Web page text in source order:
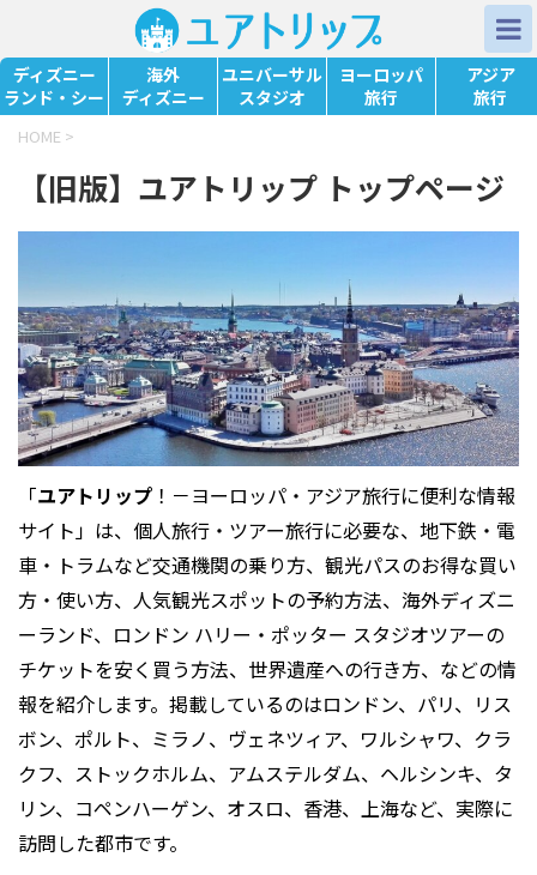
ディズニー
ランド・シー
海外
ディズニー
ユニバーサル
スタジオ
ヨーロッパ
旅行
アジア
旅行
HOME >
【旧版】ユアトリップ トップページ
「ユアトリップ ！－ヨーロッパ・アジア旅行に便利な情報
サイト」は、個人旅行・ツアー旅行に必要な、地下鉄・電
車・トラムなど交通機関の乗り方、観光パスのお得な買い
方・使い方、人気観光スポットの予約方法、海外ディズニ
ーランド、ロンドン ハリー・ポッター スタジオツアーの
チケットを安く買う方法、世界遺産への行き方、などの情
報を紹介します。掲載しているのはロンドン、パリ、リス
ボン、ポルト、ミラノ、ヴェネツィア、ワルシャワ、クラ
クフ、ストックホルム、アムステルダム、ヘルシンキ、タ
リン、コペンハーゲン、オスロ、香港、上海など、実際に
訪問した都市です。